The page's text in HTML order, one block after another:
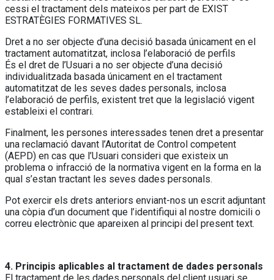
cessi el tractament dels mateixos per part de EXIST
ESTRATÈGIES FORMATIVES SL.
Dret a no ser objecte d’una decisió basada únicament en el
tractament automatitzat, inclosa l’elaboració de perfils
És el dret de l’Usuari a no ser objecte d’una decisió
individualitzada basada únicament en el tractament
automatitzat de les seves dades personals, inclosa
l’elaboració de perfils, existent tret que la legislació vigent
estableixi el contrari.
Finalment, les persones interessades tenen dret a presentar
una reclamació davant l’Autoritat de Control competent
(AEPD) en cas que l’Usuari consideri que existeix un
problema o infracció de la normativa vigent en la forma en la
qual s’estan tractant les seves dades personals.
Pot exercir els drets anteriors enviant-nos un escrit adjuntant
una còpia d’un document que l’identifiqui al nostre domicili o
correu electrònic que apareixen al principi del present text.
4. Principis aplicables al tractament de dades personals